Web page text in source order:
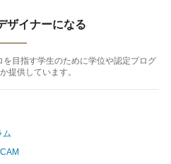
ザイナーになる
目指す学生のために学位や認定プログ
提供しています。
ム